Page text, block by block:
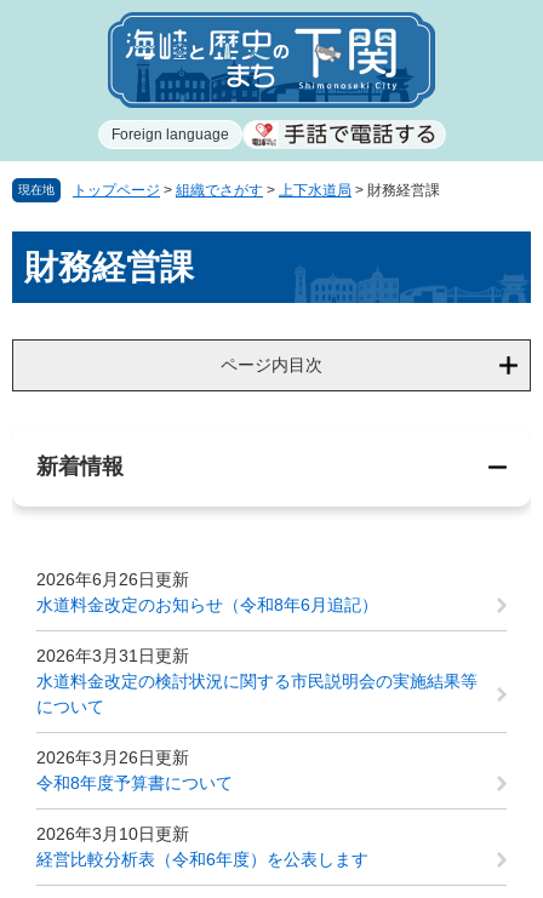
で
ば
Foreign language
現在地 トップページ > 組織でさがす > 上下水道局 > 財務経営課
財務経営課
ページ内目次
新着情報
2026年6月26日更新
水道料金改定のお知らせ（令和8年6月追記）
2026年3月31日更新
水道料金改定の検討状況に関する市民説明会の実施結果等
について
2026年3月26日更新
令和8年度予算書について
2026年3月10日更新
経営比較分析表（令和6年度）を公表します